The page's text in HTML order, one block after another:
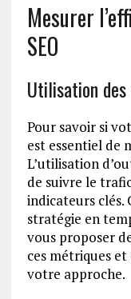
Mesurer
SEO
Utilisation des
Pour savoir si
est essentiel de
L’utilisation
de suivre le
indicateurs clés.
stratégie en
vous proposer
ces métriques
votre approche.